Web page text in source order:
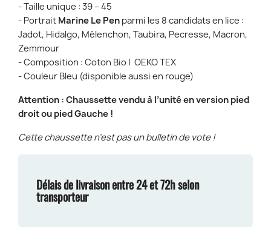
- Taille unique : 39 – 45
- Portrait Marine Le Pen parmi les 8 candidats en lice :
Jadot, Hidalgo, Mélenchon, Taubira, Pecresse, Macron,
Zemmour
- Composition : Coton Bio | OEKO TEX
- Couleur Bleu (disponible aussi en rouge)
Attention : Chaussette vendu à l’unité en version pied
droit ou pied Gauche !
Cette chaussette n’est pas un bulletin de vote !
Délais de livraison entre 24 et 72h selon
transporteur